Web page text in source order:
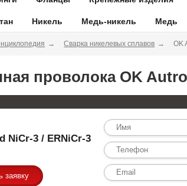
Никель Медь-никель Медь
Сварка никелевых сплавов OK
проволока OK
NiCr-3 / ERNiCr-3
заявку